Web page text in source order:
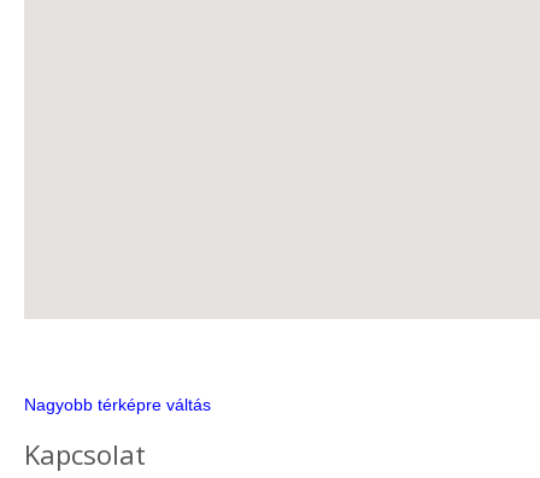
Nagyobb térképre váltás
Kapcsolat